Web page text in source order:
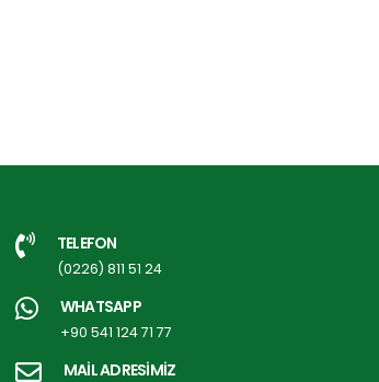
TELEFON
(0226) 811 51 24
WHATSAPP
+90 541 124 71 77
MAİL ADRESİMİZ